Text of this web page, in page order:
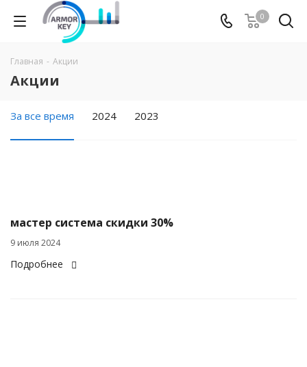
0
Главная - Акции
Акции
За все время 2024 2023
мастер система скидки 30%
9 июля 2024
Подробнее